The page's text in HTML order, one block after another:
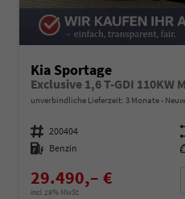
Kia Sportage
Exclusive 1,6 T-GDI 110KW
unverbindliche Lieferzeit: 3 Monate
Fahrzeugnummer 200404
Kraftstoff Benzin
29.490,– €
incl. 19% MwSt.